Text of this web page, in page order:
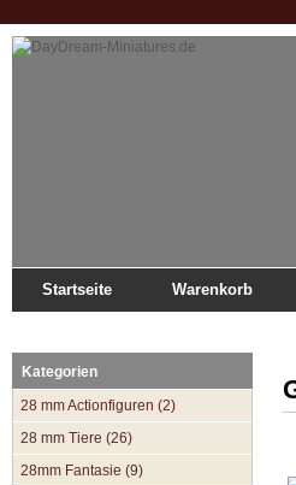
Startseite Warenkorb
Kategorien
28 mm Actionfiguren (2)
28 mm Tiere (26)
28mm Fantasie (9)